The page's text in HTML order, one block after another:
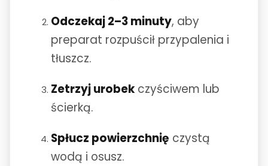
Odczekaj 2–3 minuty, aby
preparat rozpuścił przypalenia i
tłuszcz.
Zetrzyj urobek czyściwem lub
ścierką.
Spłucz powierzchnię czystą
wodą i osusz.